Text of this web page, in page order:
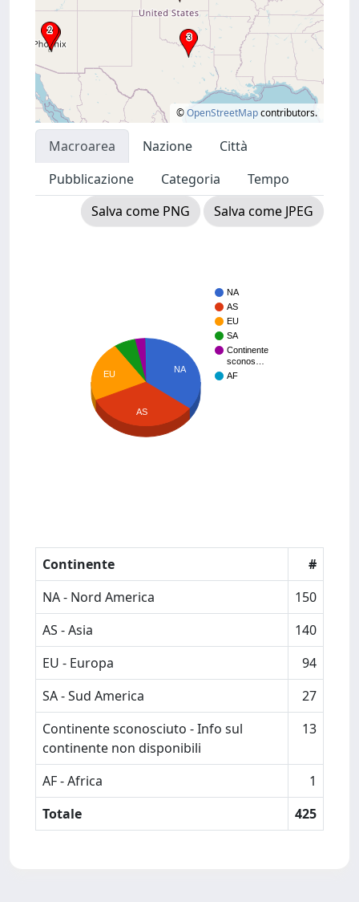
©OpenStreetMapcontributors.
Macroarea Nazione
Città
Pubblicazione
Categoria
Tempo
Salva come PNG
Salva come JPEG
NA
AS
EU
SA
Continente
sconos…
AF
NA
EU
AS
Continente
#
NA - Nord America
150
AS - Asia
140
EU - Europa
94
SA - Sud America
27
Continente sconosciuto - Info sul
continente non disponibili
13
AF - Africa
1
Totale
425